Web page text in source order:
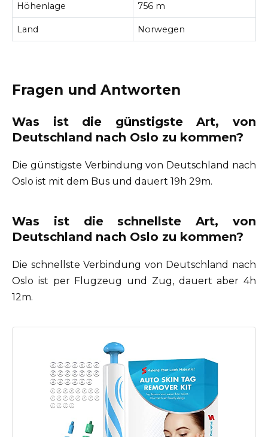
Höhenlage 756 m
Land Norwegen
Fragen und Antworten
Was ist die günstigste Art, von
Deutschland nach Oslo zu kommen?
Die günstigste Verbindung von Deutschland nach
Oslo ist mit dem Bus und dauert 19h 29m.
Was ist die schnellste Art, von
Deutschland nach Oslo zu kommen?
Die schnellste Verbindung von Deutschland nach
Oslo ist per Flugzeug und Zug, dauert aber 4h
12m.